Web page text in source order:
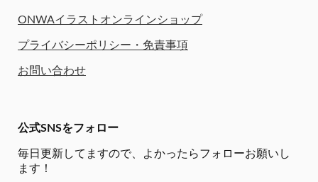
ONWAイラストオンラインショップ
プライバシーポリシー・免責事項
お問い合わせ
公式SNSをフォロー
毎日更新してますので、
よかったらフォローお願いし
ます！